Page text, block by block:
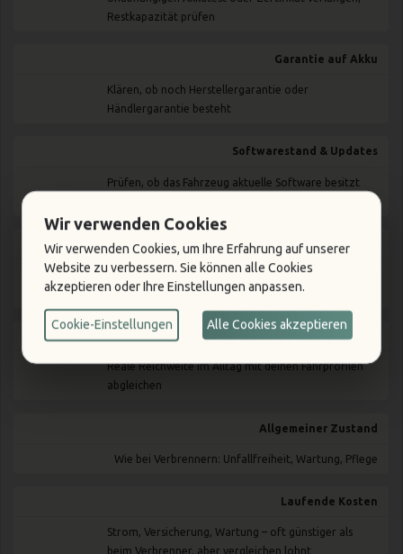
Restkapazität prüfen
Garantie auf Akku
Klären, ob noch Herstellergarantie oder
Händlergarantie besteht
Softwarestand & Updates
Prüfen, ob das Fahrzeug aktuelle Software besitzt
Ladehistorie
Idealerweise Nachweise über Ladeverhalten (wenig
Schnellladung, regelmäßiges Laden)
Restreichweite
Reale Reichweite im Alltag mit deinen Fahrprofilen
abgleichen
Allgemeiner Zustand
Wie bei Verbrennern: Unfallfreiheit, Wartung, Pflege
Laufende Kosten
Strom, Versicherung, Wartung – oft günstiger als
beim Verbrenner, aber vergleichen lohnt
Wir verwenden Cookies
Wir verwenden Cookies, um Ihre Erfahrung auf unserer
Website zu verbessern. Sie können alle Cookies
akzeptieren oder Ihre Einstellungen anpassen.
Cookie-Einstellungen Alle Cookies akzeptieren